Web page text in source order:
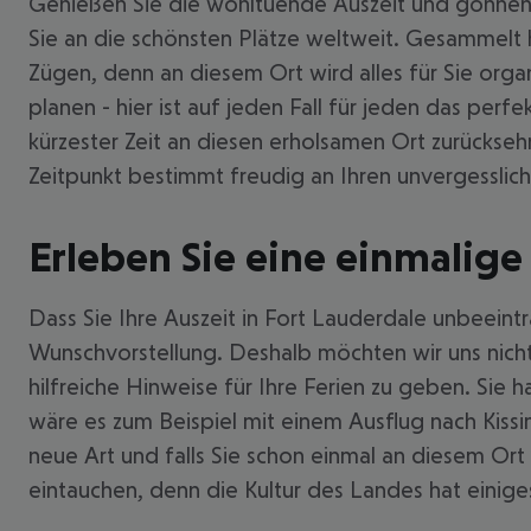
Sie an die schönsten Plätze weltweit.
Zügen, denn an diesem Ort wird alles für Sie
planen - hier ist auf jeden Fall für jeden das
kürzester Zeit an diesen erholsamen Ort
Zeitpunkt bestimmt freudig an Ihren
Erleben Sie eine
Dass Sie Ihre Auszeit in Fort Lauderdale
Wunschvorstellung. Deshalb möchten wir uns
hilfreiche Hinweise für Ihre Ferien zu geben. Sie
wäre es zum Beispiel mit einem Ausflug nach
neue Art und falls Sie schon einmal an diesem
eintauchen, denn die Kultur des Landes hat